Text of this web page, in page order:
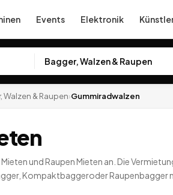
Events Elektronik
Walzen & Raupen›Gummiradwalzen
und Raupen Mieten an. Die
Kompaktbaggeroder Raupenbagger
in denen Sie unter anderem auch